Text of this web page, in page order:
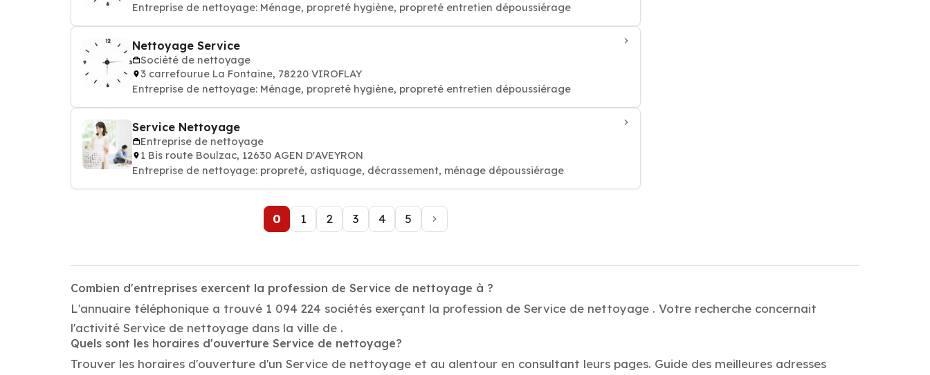
Entreprise de nettoyage: Ménage, propreté hygiène, propreté entretien dépoussiérage
Nettoyage Service
Société de nettoyage
3 carrefourue La Fontaine, 78220 VIROFLAY
Entreprise de nettoyage: Ménage, propreté hygiène, propreté entretien dépoussiérage
Service Nettoyage
Entreprise de nettoyage
1 Bis route Boulzac, 12630 AGEN D'AVEYRON
Entreprise de nettoyage: propreté, astiquage, décrassement, ménage dépoussiérage
0 1 2 3 4 5
Combien d'entreprises exercent la profession de Service de nettoyage à ?
L'annuaire téléphonique a trouvé 1 094 224 sociétés exerçant la profession de Service de nettoyage . Votre recherche concernait
l'activité Service de nettoyage dans la ville de .
Quels sont les horaires d'ouverture Service de nettoyage?
Trouver les horaires d'ouverture d'un Service de nettoyage et au alentour en consultant leurs pages. Guide des meilleures adresses